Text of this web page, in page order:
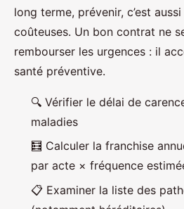
long terme, prévenir, c’est
coûteuses. Un bon contrat ne
rembourser les urgences : il
santé préventive.
🔍 Vérifier le délai de
maladies
🧮 Calculer la franchise
par acte × fréquence
📋 Examiner la liste des